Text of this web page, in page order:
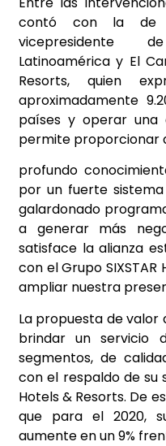
contó con la de
vicepresidente
Latinoamérica y El
Resorts, quien
aproximadamente
países y operar
permite proporcionar
profundo
por un fuerte
galardonado
a generar más
satisface la alianza
con el Grupo
ampliar nuestra
La propuesta de valor
brindar un servicio
segmentos, de
con el respaldo de su
Hotels & Resorts. De
que para el 2020,
aumente en un 9%